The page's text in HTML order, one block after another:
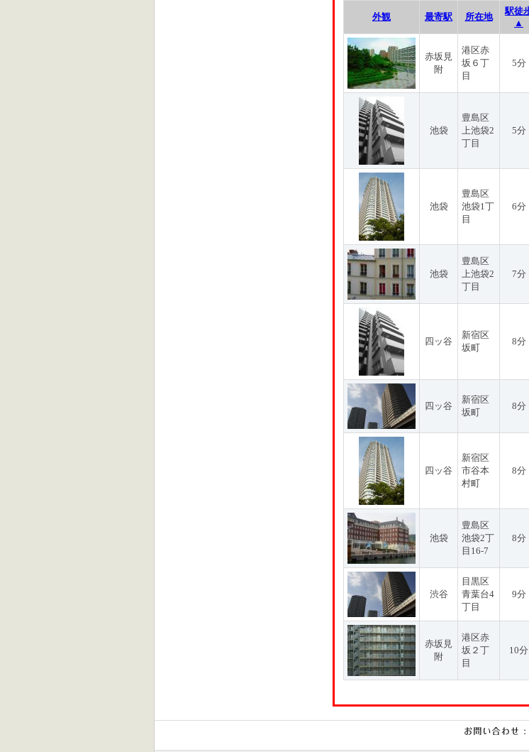
外観 最寄駅 所在地
駅徒
▲
赤坂見
附
港区赤
坂６丁
目
5分
池袋
豊島区
上池袋2
丁目
5分
池袋
豊島区
池袋1丁
目
6分
池袋
豊島区
上池袋2
丁目
7分
四ッ谷
新宿区
坂町
8分
四ッ谷
新宿区
坂町
8分
四ッ谷
新宿区
市谷本
村町
8分
池袋
豊島区
池袋2丁
目16-7
8分
渋谷
目黒区
青葉台4
丁目
9分
赤坂見
附
港区赤
坂２丁
目
10分